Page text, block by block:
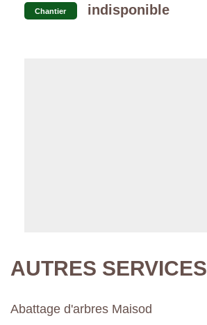
Chantier indisponible
AUTRES SERVICES
Abattage d'arbres Maisod